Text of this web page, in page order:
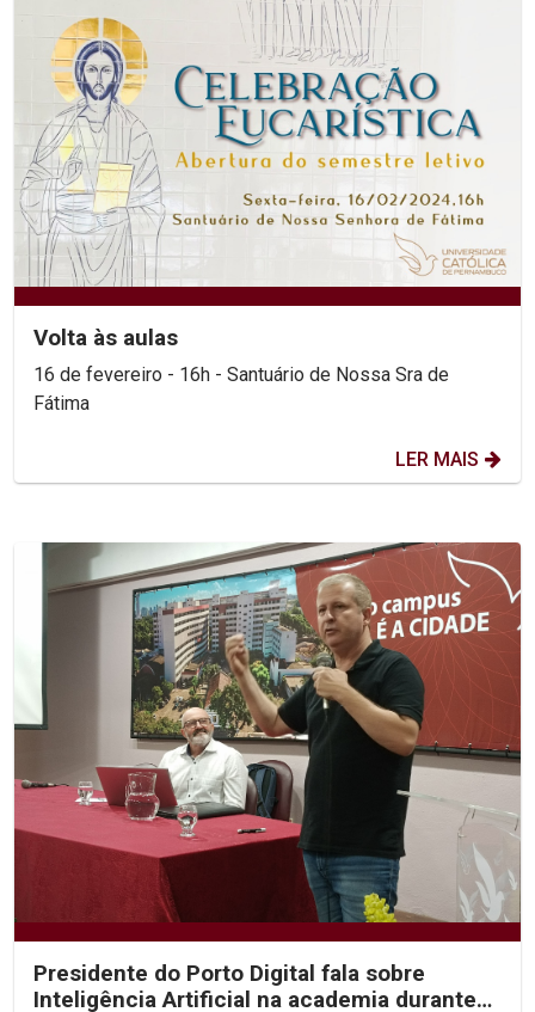
Volta às aulas
16 de fevereiro - 16h - Santuário de Nossa Sra de
Fátima
LER MAIS
Presidente do Porto Digital fala sobre
Inteligência Artificial na academia durante